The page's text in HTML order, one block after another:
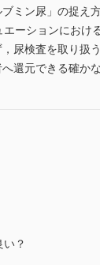
ミン尿」の捉え
ーションにお
尿検査を取り扱
還元できる確か
？